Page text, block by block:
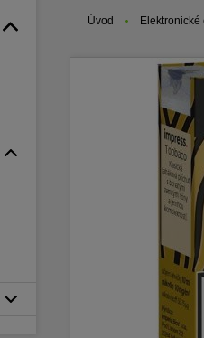
Úvod Elektronické